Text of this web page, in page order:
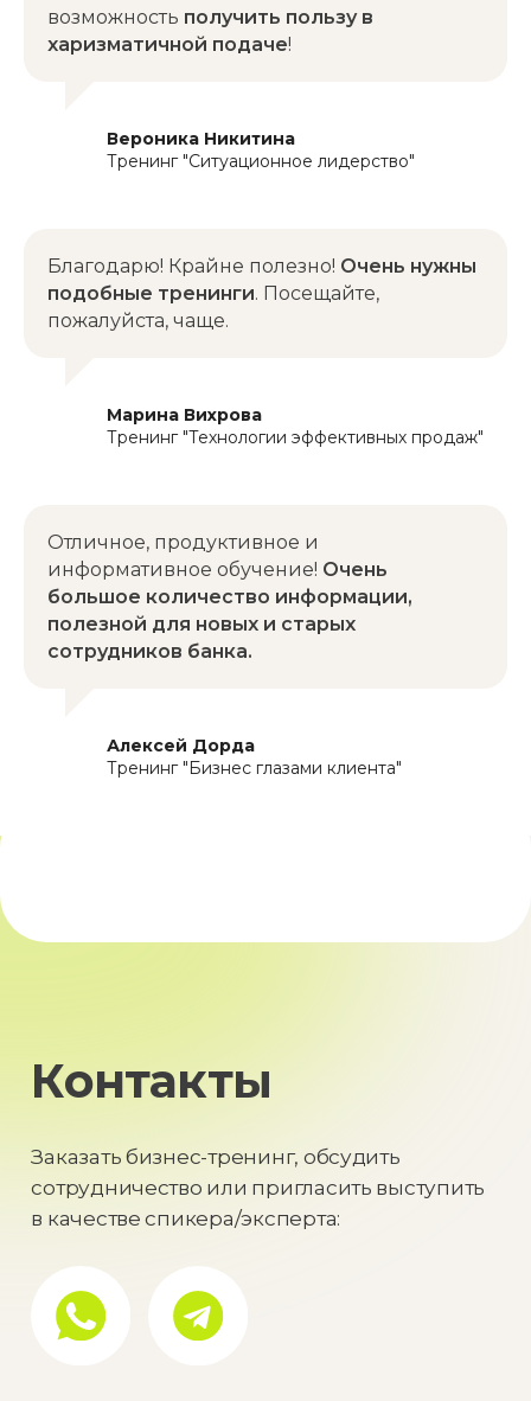
возможность получить пользу в
харизматичной подаче!
Вероника Никитина
Тренинг "Ситуационное лидерство"
Благодарю! Крайне полезно! Очень нужны
подобные тренинги. Посещайте,
пожалуйста, чаще.
Марина Вихрова
Тренинг "Технологии эффективных продаж"
Отличное, продуктивное и
информативное обучение! Очень
большое количество информации,
полезной для новых и старых
сотрудников банка.
Алексей Дорда
Тренинг "Бизнес глазами клиента"
Политика конфиденциальности
Разработка и дизайн сайта